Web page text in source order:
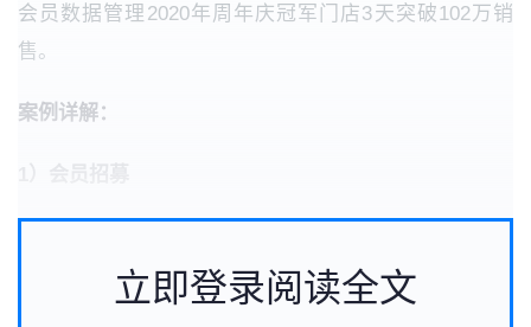
会员数据管理2020年周年庆冠军门店3天突破102万销
售。
案例详解：
立即登录阅读全文